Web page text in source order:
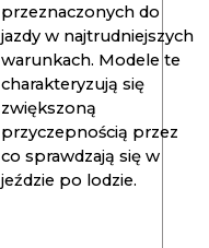
przeznaczonych do
jazdy w najtrudniejszych
warunkach. Modele te
charakteryzują się
zwiększoną
przyczepnością przez
co sprawdzają się w
jeździe po lodzie.